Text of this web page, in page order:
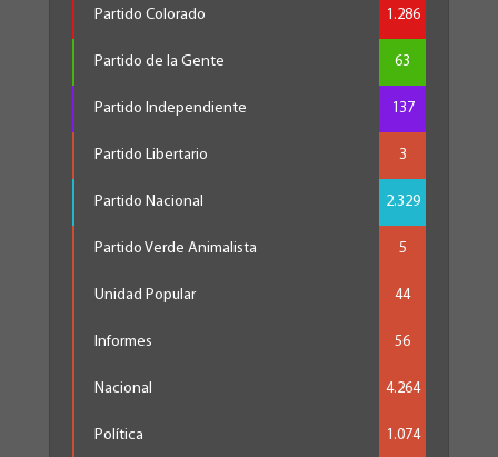
Partido Colorado 1.286
Partido de la Gente 63
Partido Independiente 137
Partido Libertario 3
Partido Nacional 2.329
Partido Verde Animalista 5
Unidad Popular 44
Informes 56
Nacional 4.264
Política 1.074